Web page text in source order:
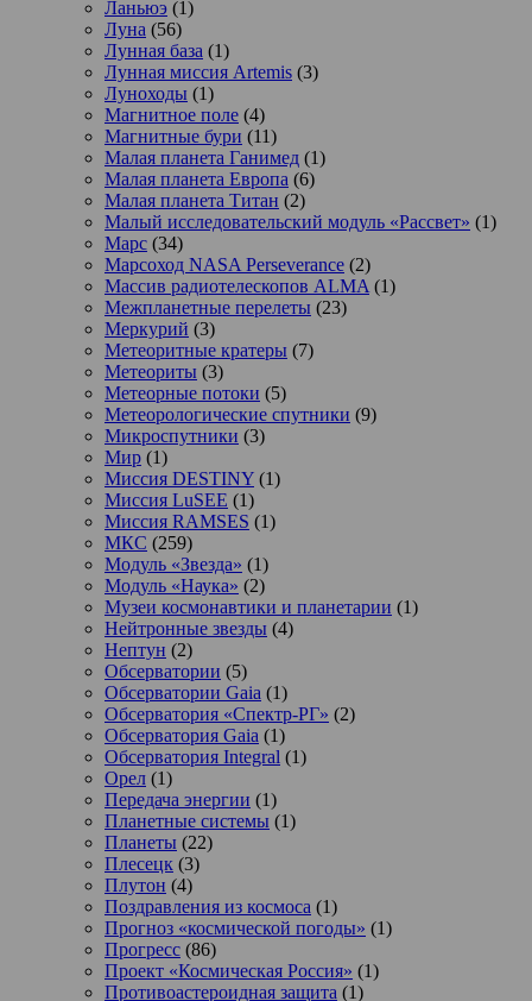
Ланьюэ (1)
Луна (56)
Лунная база (1)
Лунная миссия Artemis (3)
Луноходы (1)
Магнитное поле (4)
Магнитные бури (11)
Малая планета Ганимед (1)
Малая планета Европа (6)
Малая планета Титан (2)
Малый исследовательский модуль «Рассвет» (1)
Марс (34)
Марсоход NASA Perseverance (2)
Массив радиотелескопов ALMA (1)
Межпланетные перелеты (23)
Меркурий (3)
Метеоритные кратеры (7)
Метеориты (3)
Метеорные потоки (5)
Метеорологические спутники (9)
Микроспутники (3)
Мир (1)
Миссия DESTINY (1)
Миссия LuSEE (1)
Миссия RAMSES (1)
МКС (259)
Модуль «Звезда» (1)
Модуль «Наука» (2)
Музеи космонавтики и планетарии (1)
Нейтронные звезды (4)
Нептун (2)
Обсерватории (5)
Обсерватории Gaia (1)
Обсерватория «Спектр-РГ» (2)
Обсерватория Gaia (1)
Обсерватория Integral (1)
Орел (1)
Передача энергии (1)
Планетные системы (1)
Планеты (22)
Плесецк (3)
Плутон (4)
Поздравления из космоса (1)
Прогноз «космической погоды» (1)
Прогресс (86)
Проект «Космическая Россия» (1)
Противоастероидная защита (1)